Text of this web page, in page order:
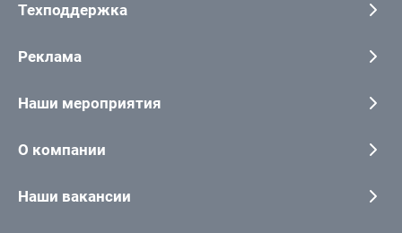
Техподдержка
Реклама
Наши мероприятия
О компании
Наши вакансии